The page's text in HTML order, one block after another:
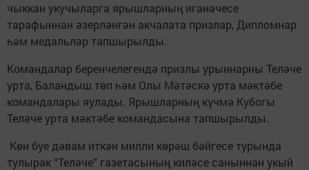
чыккан укучыларга ярышларның иганәчесе
тарафыннан әзерләнгән акчалата призлар, Дипломнар
һәм медальләр тапшырылды.
Командалар беренчелегендә призлы урыннарны Теләче
урта, Баландыш төп һәм Олы Мәтәскә урта мәктәбе
командалары яулады. Ярышларның күчмә Кубогы
Теләче урта мәктәбе командасына тапшырылды.
Көн буе дәвам иткән милли көрәш бәйгесе турында
тулырак “Теләче” газетасының киләсе саныннан укый